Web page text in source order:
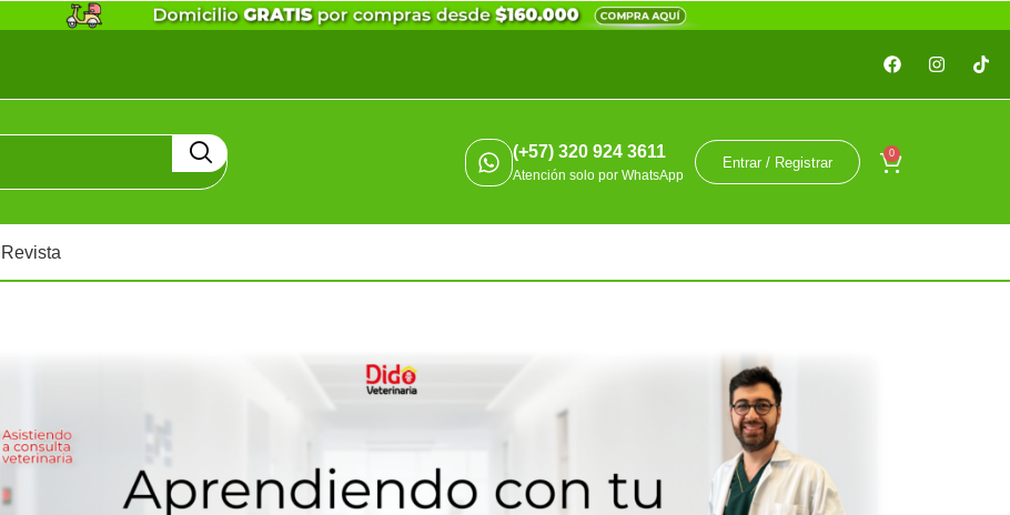
(+57) 320 924 3611
Atención solo por WhatsApp
Entrar / Registrar
0
Revista